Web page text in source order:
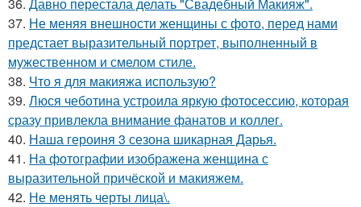
37. Не меняя внешности женщины с фото, перед нами
предстает выразительный портрет, выполненный в
мужественном и смелом стиле.
38. Что я для макияжа использую?
39. Люся чеботина устроила яркую фотосессию, которая
сразу привлекла внимание фанатов и коллег.
40. Наша героиня 3 сезона шикарная Дарья.
41. На фотографии изображена женщина с
выразительной причёской и макияжем.
42. Не менять черты лица\.